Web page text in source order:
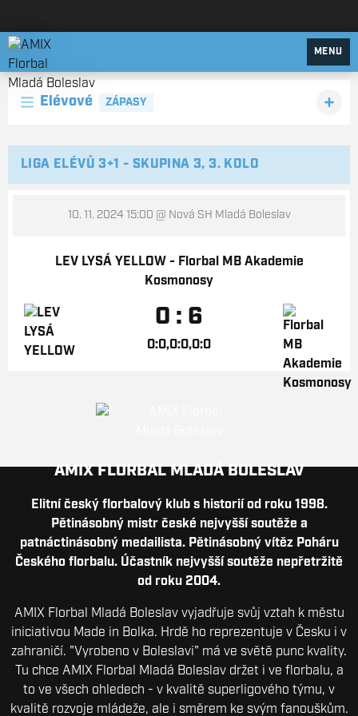
AMIX Florbal Mladá Boleslav
MENU
Elévové ZÁPASY
LIGA ELÉVŮ 3+1 - SKUPINA 3, 3. KOLO
10. 11. 2024 15:00 @ Nová SH Mladá Boleslav
LEV LYSÁ YELLOW - Florbal MB Akademie
Kosmonosy
0 : 6
0:0,0:0,0:0
AMIX FLORBAL MLADÁ BOLESLAV
Elitní český florbalový klub s historií od roku 1998.
Pětinásobný mistr české nejvyšší soutěže a
patnáctinásobný medailista. Pětinásobný vítěz Poháru
Českého florbalu. Účastník nejvyšší soutěže nepřetržitě
od roku 2004.
AMIX Florbal Mladá Boleslav vyjadřuje svůj vztah k městu
iniciativou Made in Bolka. Hrdě ho reprezentuje v Česku i v
zahraničí. "Vyrobeno v Boleslavi" má ve světě punc kvality.
Tu chce AMIX Florbal Mladá Boleslav držet i ve florbalu, a
to ve všech ohledech - v kvalitě superligového týmu, v
kvalitě rozvoje mládeže, ale i směrem ke svým fanouškům.